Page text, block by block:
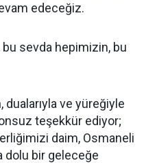
edeceğiz.
sevda hepimizin, bu
ve yüreğiyle
teşekkür ediyor;
daim, Osmaneli
dolu bir geleceğe